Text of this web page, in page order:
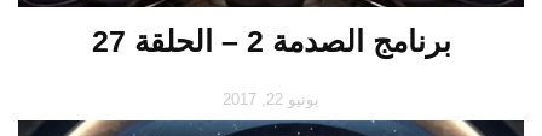
برنامج الصدمة 2 – الحلقة 27
يونيو 22, 2017